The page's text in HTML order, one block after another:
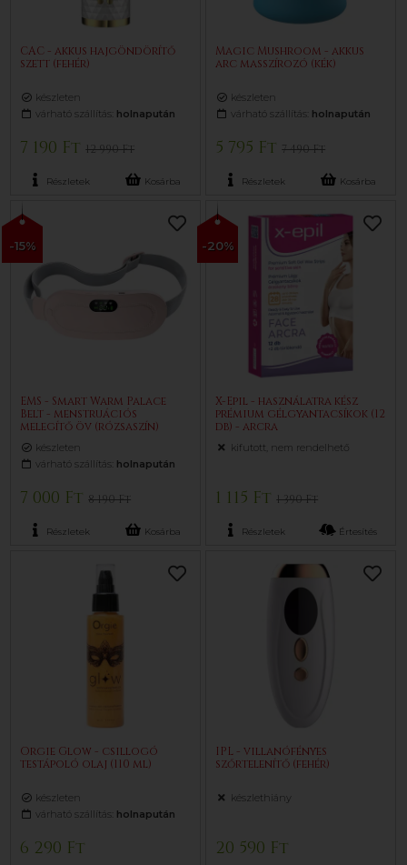
CAC - akkus hajgöndörítő
szett (fehér)
készleten
várható szállítás: holnapután
7 190 Ft12 990 Ft
Részletek Kosárba
Magic Mushroom - akkus
arc masszírozó (kék)
készleten
várható szállítás: holnapután
5 795 Ft7 490 Ft
Részletek Kosárba
-15%
EMS - Smart Warm Palace
Belt - menstruációs
melegítő öv (rózsaszín)
készleten
várható szállítás: holnapután
7 000 Ft8 190 Ft
Részletek Kosárba
-20%
X-Epil - használatra kész
prémium gélgyantacsíkok (12
db) - arcra
kifutott, nem rendelhető
1 115 Ft1 390 Ft
Részletek Értesítés
Orgie Glow - csillogó
testápoló olaj (110 ml)
készleten
várható szállítás: holnapután
6 290 Ft
IPL - villanófényes
szőrtelenítő (fehér)
készlethiány
20 590 Ft